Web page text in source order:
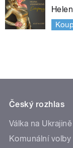
Český rozhlas
Válka na Ukrajině
Komunální volby